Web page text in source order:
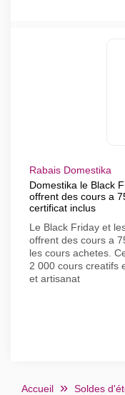
Rabais Domestika
Domestika le Black
offrent des cours a
certificat inclus
Le Black Friday et
offrent des cours a
les cours achetes.
2 000 cours creatifs
et artisanat
Accueil Soldes